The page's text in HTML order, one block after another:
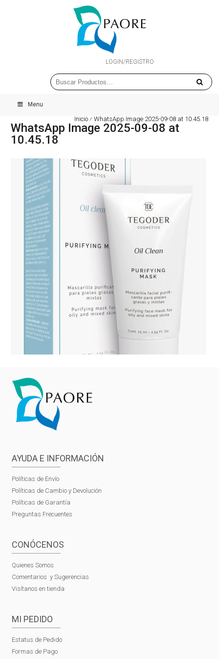
LOGIN/REGISTRO
Menu
Inicio ⁄WhatsApp Image 2025-09-08 at 10.45.18
WhatsApp Image 2025-09-08 at
10.45.18
AYUDA E INFORMACIÓN
Políticas de Envío
Políticas de Cambio y Devolución
Políticas de Garantía
Preguntas Frecuentes
CONÓCENOS
Quienes Somos
Comentarios y Sugerencias
Visítanos en tienda
MI PEDIDO
Estatus de Pedido
Formas de Pago